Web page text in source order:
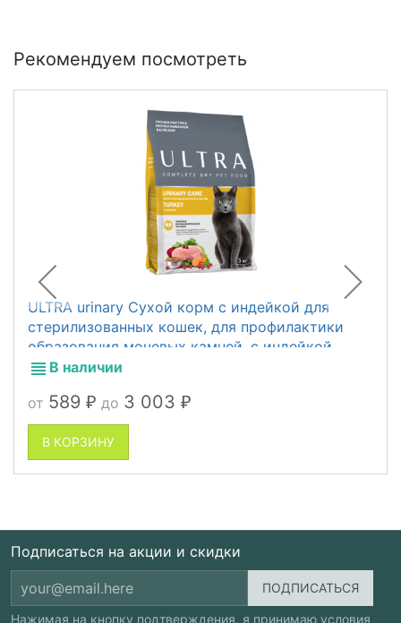
Рекомендуем посмотреть
ULTRA urinary Сухой корм с индейкой для
стерилизованных кошек, для профилактики
образования мочевых камней, с индейкой
В наличии
от 589 ₽ до 3 003 ₽
В КОРЗИНУ
Подписаться на акции и скидки
Нажимая на кнопку подтверждения, я принимаю условия